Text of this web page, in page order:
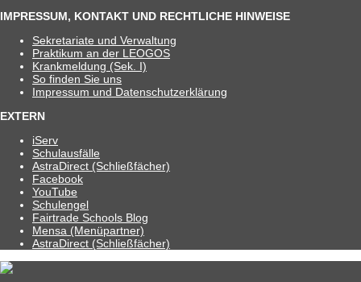
IMPRESSUM, KONTAKT UND RECHTLICHE HINWEISE
Sekre­ta­riate und Verwaltung
Prak­ti­kum an der LEOGOS
Krank­mel­dung (Sek. I)
So fin­den Sie uns
Impres­sum und Datenschutzerklärung
EXTERN
iServ
Schul­aus­fälle
Astra­Di­rect (Schließ­fä­cher)
Face­book
You­Tube
Schul­en­gel
Fair­trade Schools Blog
Mensa (Menü­part­ner)
Astra­Di­rect (Schließ­fä­cher)